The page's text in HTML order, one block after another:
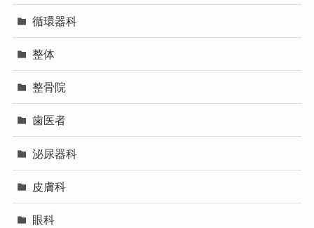
循環器科
整体
整骨院
歯医者
泌尿器科
皮膚科
眼科